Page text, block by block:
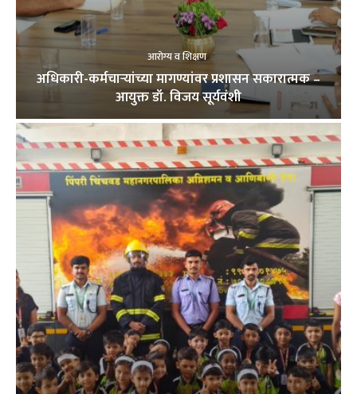
आरोग्य व शिक्षण
अधिकारी-कर्मचाऱ्यांच्या मागण्यांवर प्रशासन सकारात्मक –
आयुक्त डॉ. विजय सूर्यवंशी